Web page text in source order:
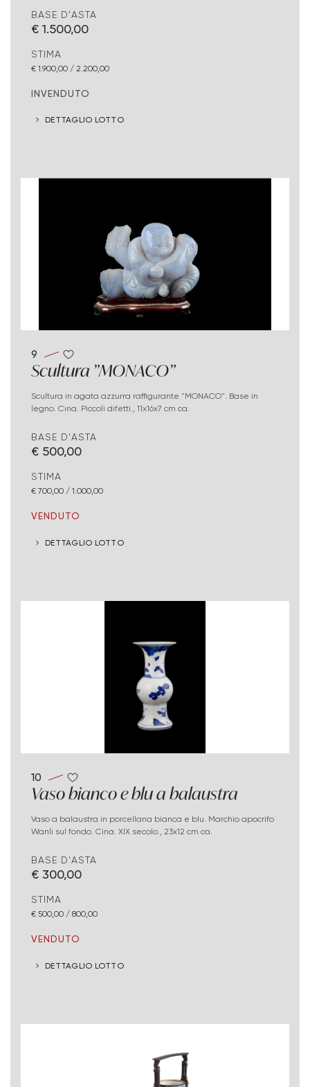
BASE D'ASTA
€ 1.500,00
STIMA
€ 1.900,00 / 2.200,00
INVENDUTO
DETTAGLIO LOTTO
9
Scultura "MONACO"
Scultura in agata azzurra raffigurante "MONACO". Base in
legno. Cina. Piccoli difetti., 11x16x7 cm ca.
BASE D'ASTA
€ 500,00
STIMA
€ 700,00 / 1.000,00
VENDUTO
DETTAGLIO LOTTO
10
Vaso bianco e blu a balaustra
Vaso a balaustra in porcellana bianca e blu. Marchio apocrifo
Wanli sul fondo. Cina. XIX secolo., 23x12 cm ca.
BASE D'ASTA
€ 300,00
STIMA
€ 500,00 / 800,00
VENDUTO
DETTAGLIO LOTTO